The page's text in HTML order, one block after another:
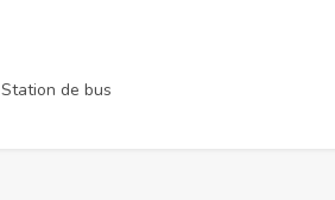
Station de bus